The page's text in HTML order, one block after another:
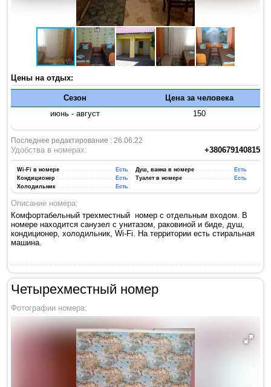
Цены на отдых:
Сезон
Цена за человека
июнь - август
150
Последнее редактирование : 26.06.22
+380679140815
Удобства в номерах:
Wi-Fi в номере Есть Душ, ванна в номере
Есть
Кондиционер
Есть Туалет в номере
Есть
Холодильник
Есть
Описание номера:
Комфортабельный трехместный номер с отдельным входом. В
номере находится санузел с унитазом, раковиной и биде, душ,
кондиционер, холодильник, Wi-Fi. На территории есть стиральная
машина.
Четырехместный номер
Фотографии номера: